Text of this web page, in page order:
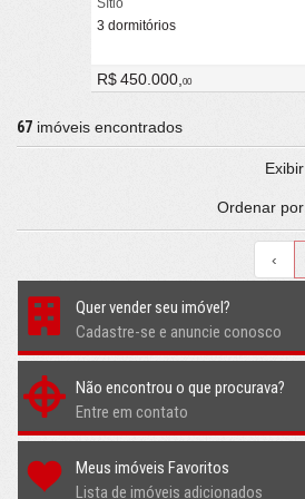
Sítio
3 dormitórios
R$ 450.000,00
67 imóveis encontrados
Exibir
Ordenar por
‹
Quer vender seu imóvel?
Cadastre-se e anuncie conosco
Não encontrou o que procurava?
Entre em contato
Meus imóveis Favoritos
Lista de imóveis adicionados